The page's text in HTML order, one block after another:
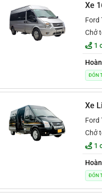
Xe
Ford
Chở
1
ĐÓN
Xe
Ford
Chở
1
ĐÓN